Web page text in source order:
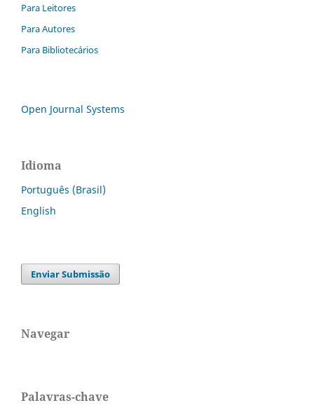
Para Leitores
Para Autores
Para Bibliotecários
Open Journal Systems
Idioma
Português (Brasil)
English
Enviar Submissão
Navegar
Palavras-chave